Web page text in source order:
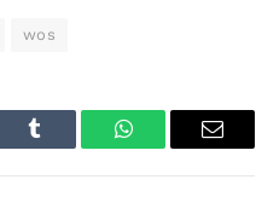
wos
Tumblr WhatsAppEmail